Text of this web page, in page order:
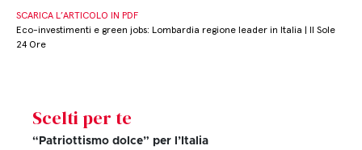
SCARICA L’ARTICOLO IN PDF
Eco-investimenti e green jobs: Lombardia regione leader in Italia | Il Sole
24 Ore
Scelti per te
“Patriottismo dolce” per l’Italia